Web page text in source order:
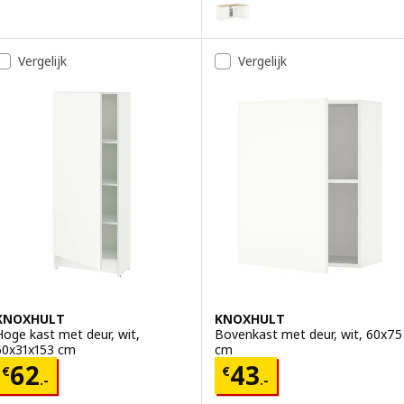
Optie: KNOXHULT,
Vergelijk
kast met deur, wit,
cm
€62.-€ 62.-
Vergelijk
KNOXHULT
Bovenkast met deur, wit, 60x75
cm
€43.-
Prijs € 43.-